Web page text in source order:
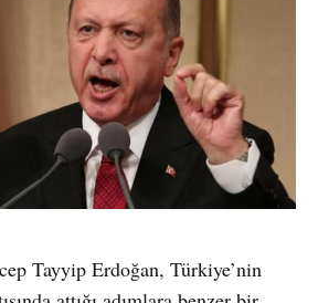
Tayyip Erdoğan, Türkiye’nin